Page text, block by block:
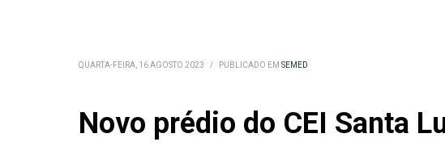
QUARTA-FEIRA, 16 AGOSTO 2023 / PUBLICADO EM SEMED
Novo prédio do CEI Santa